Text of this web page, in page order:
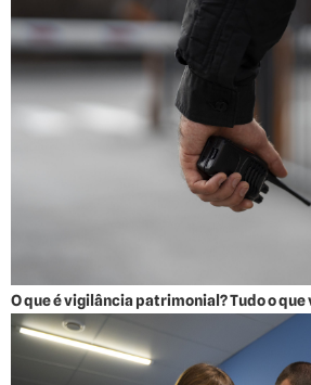
O que é vigilância patrimonial? Tudo o